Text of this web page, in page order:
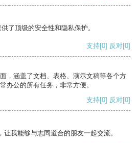
了顶级的安全性和隐私保护。
支持[0] 反对[0]
，涵盖了文档、表格、演示文稿等各个方
办公的所有任务，非常方便。
支持[0] 反对[0]
我能够与志同道合的朋友一起交流。